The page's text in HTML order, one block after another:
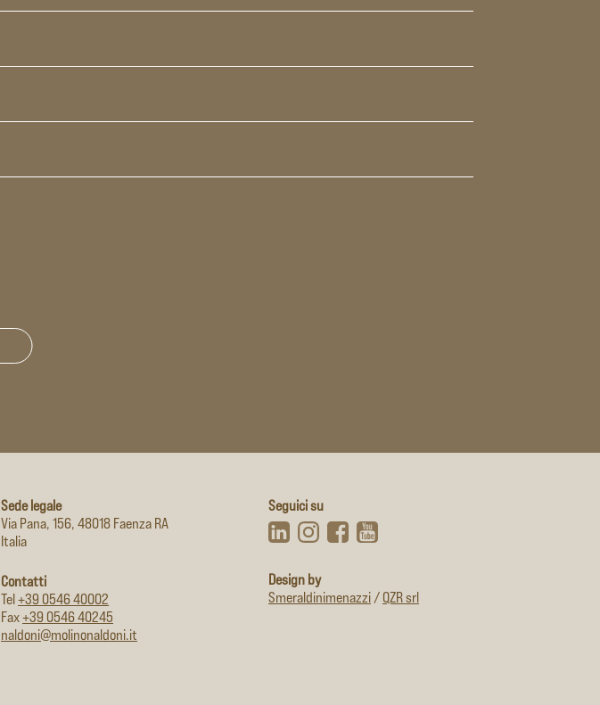
Sede legale
Via Pana, 156, 48018 Faenza RA
Italia
Contatti
Tel+39 0546 40002
Fax+39 0546 40245
naldoni@molinonaldoni.it
Seguici su
Design by
Smeraldinimenazzi / QZR srl